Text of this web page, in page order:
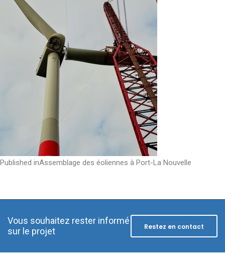
Post
Published inAssemblage des éoliennes à Port-La Nouvelle
Vous souhaitez rester informé
sur le projet
Restez en contact